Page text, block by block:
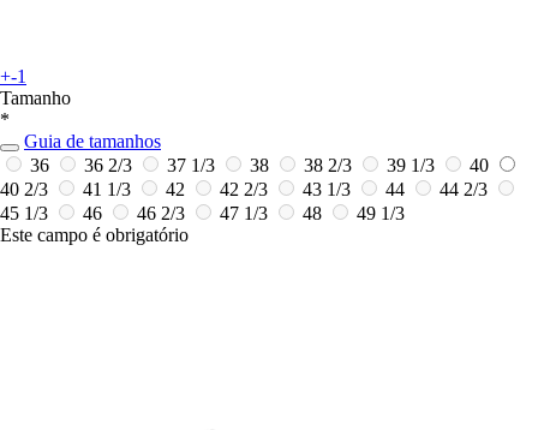
+-1
Tamanho
*
Guia de tamanhos
36
36 2/3 37 1/3 38 38 2/3 39 1/3
40
40 2/3
41 1/3 42 42 2/3 43 1/3 44
44 2/3
45 1/3
46 46 2/3 47 1/3 48
49 1/3
Este campo é obrigatório